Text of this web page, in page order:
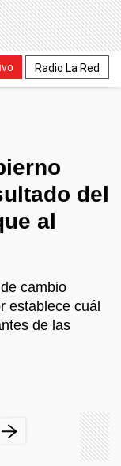
Radio La Red
del
al
cambio
establece cuál
de las